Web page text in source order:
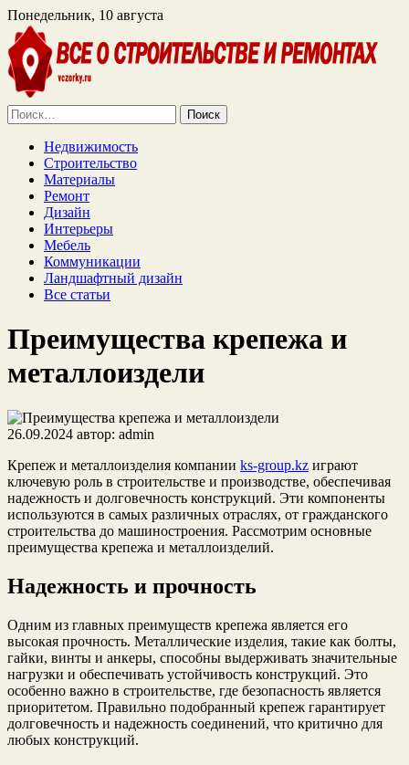
Понедельник, 10 августа
Найти:
Недвижимость
Строительство
Материалы
Ремонт
Дизайн
Интерьеры
Мебель
Коммуникации
Ландшафтный дизайн
Все статьи
Преимущества крепежа и
металлоиздели
26.09.2024 автор: admin
Крепеж и металлоизделия компании ks-group.kz играют
ключевую роль в строительстве и производстве, обеспечивая
надежность и долговечность конструкций. Эти компоненты
используются в самых различных отраслях, от гражданского
строительства до машиностроения. Рассмотрим основные
преимущества крепежа и металлоизделий.
Надежность и прочность
Одним из главных преимуществ крепежа является его
высокая прочность. Металлические изделия, такие как болты,
гайки, винты и анкеры, способны выдерживать значительные
нагрузки и обеспечивать устойчивость конструкций. Это
особенно важно в строительстве, где безопасность является
приоритетом. Правильно подобранный крепеж гарантирует
долговечность и надежность соединений, что критично для
любых конструкций.